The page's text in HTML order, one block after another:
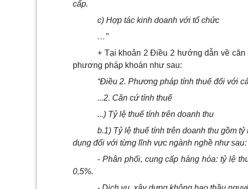
cấp.
c) Hợp tác kinh doanh với tổ chức
…”
+ Tại khoản 2 Điều 2 hướng dẫn về căn
phương pháp khoán như sau:
“Điều 2. Phương pháp tính thuế đối với
...2. Căn cứ tính thuế
...) Tỷ lệ thuế tính trên doanh thu
b.1) Tỷ lệ thuế tính trên doanh thu gồm
dụng đối với từng lĩnh vực ngành nghề như sau:
- Phân phối, cung cấp hàng hóa: tỷ lệ
0,5%.